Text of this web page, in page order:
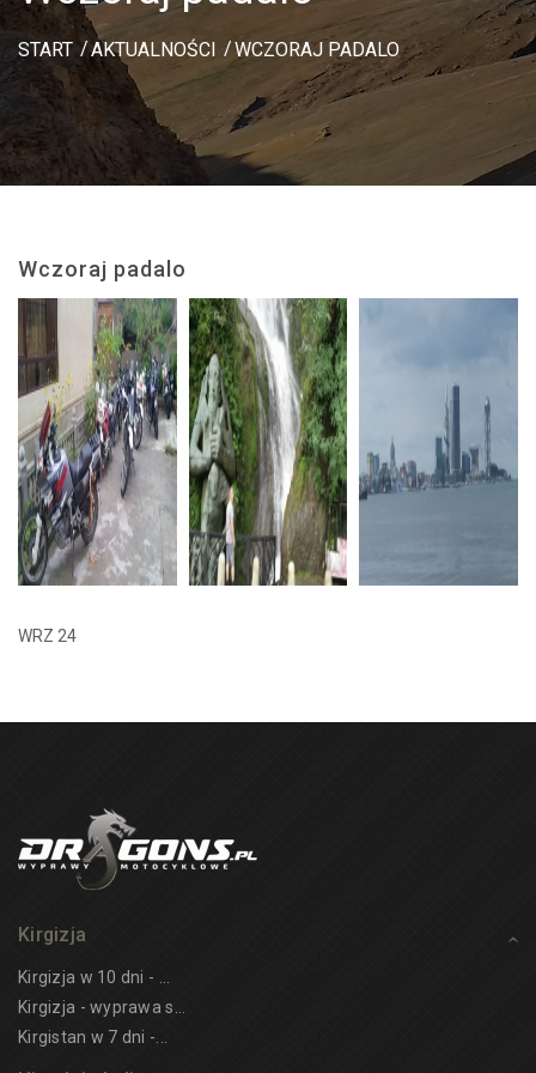
START AKTUALNOŚCI WCZORAJ PADALO
Wczoraj padalo
WRZ 24
Kirgizja
Kirgizja w 10 dni - ...
Kirgizja - wyprawa s...
Kirgistan w 7 dni -...